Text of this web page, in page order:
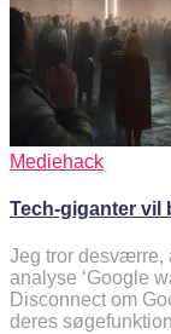
Mediehack
Tech-giganter vil
Jeg tror desværre,
analyse ‘Google
Disconnect om
deres